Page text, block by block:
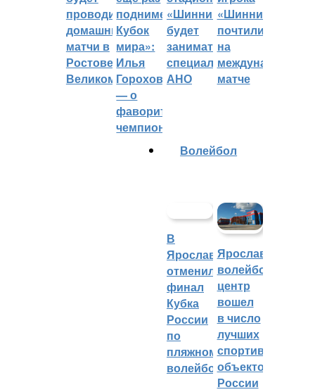
проводить
домашние
матчи в
Ростове
Великом
поднимет
Кубок
мира»:
Илья
Горохов
— о
фаворитах
чемпионата
«Шинник»
будет
заниматься
специальное
АНО
«Шинника»
почтили
на
международном
матче
Волейбол
В
Ярославле
отменили
финал
Кубка
России
по
пляжному
волейболу
Ярославский
волейбольный
центр
вошел
в число
лучших
спортивных
объектов
России